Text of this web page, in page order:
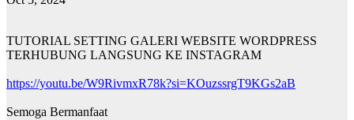
TUTORIAL SETTING GALERI WEBSITE WORDPRESS
TERHUBUNG LANGSUNG KE INSTAGRAM
https://youtu.be/W9RivmxR78k?si=KOuzssrgT9KGs2aB
Semoga Bermanfaat